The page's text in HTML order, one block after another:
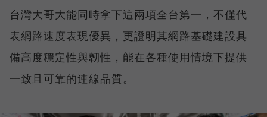
台灣大哥大能同時拿下這兩項全台第一，不僅代
表網路速度表現優異，更證明其網路基礎建設具
備高度穩定性與韌性，能在各種使用情境下提供
一致且可靠的連線品質。